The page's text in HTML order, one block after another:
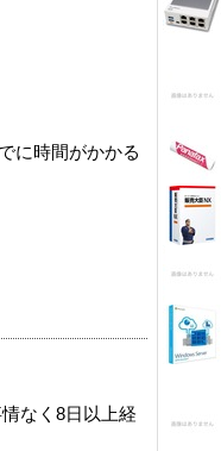
に時間がかかる
なく8日以上経